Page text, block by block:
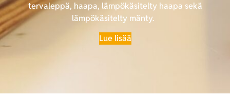
tervaleppä, haapa, lämpökäsitelty haapa sekä
lämpökäsitelty mänty.
Lue lisää